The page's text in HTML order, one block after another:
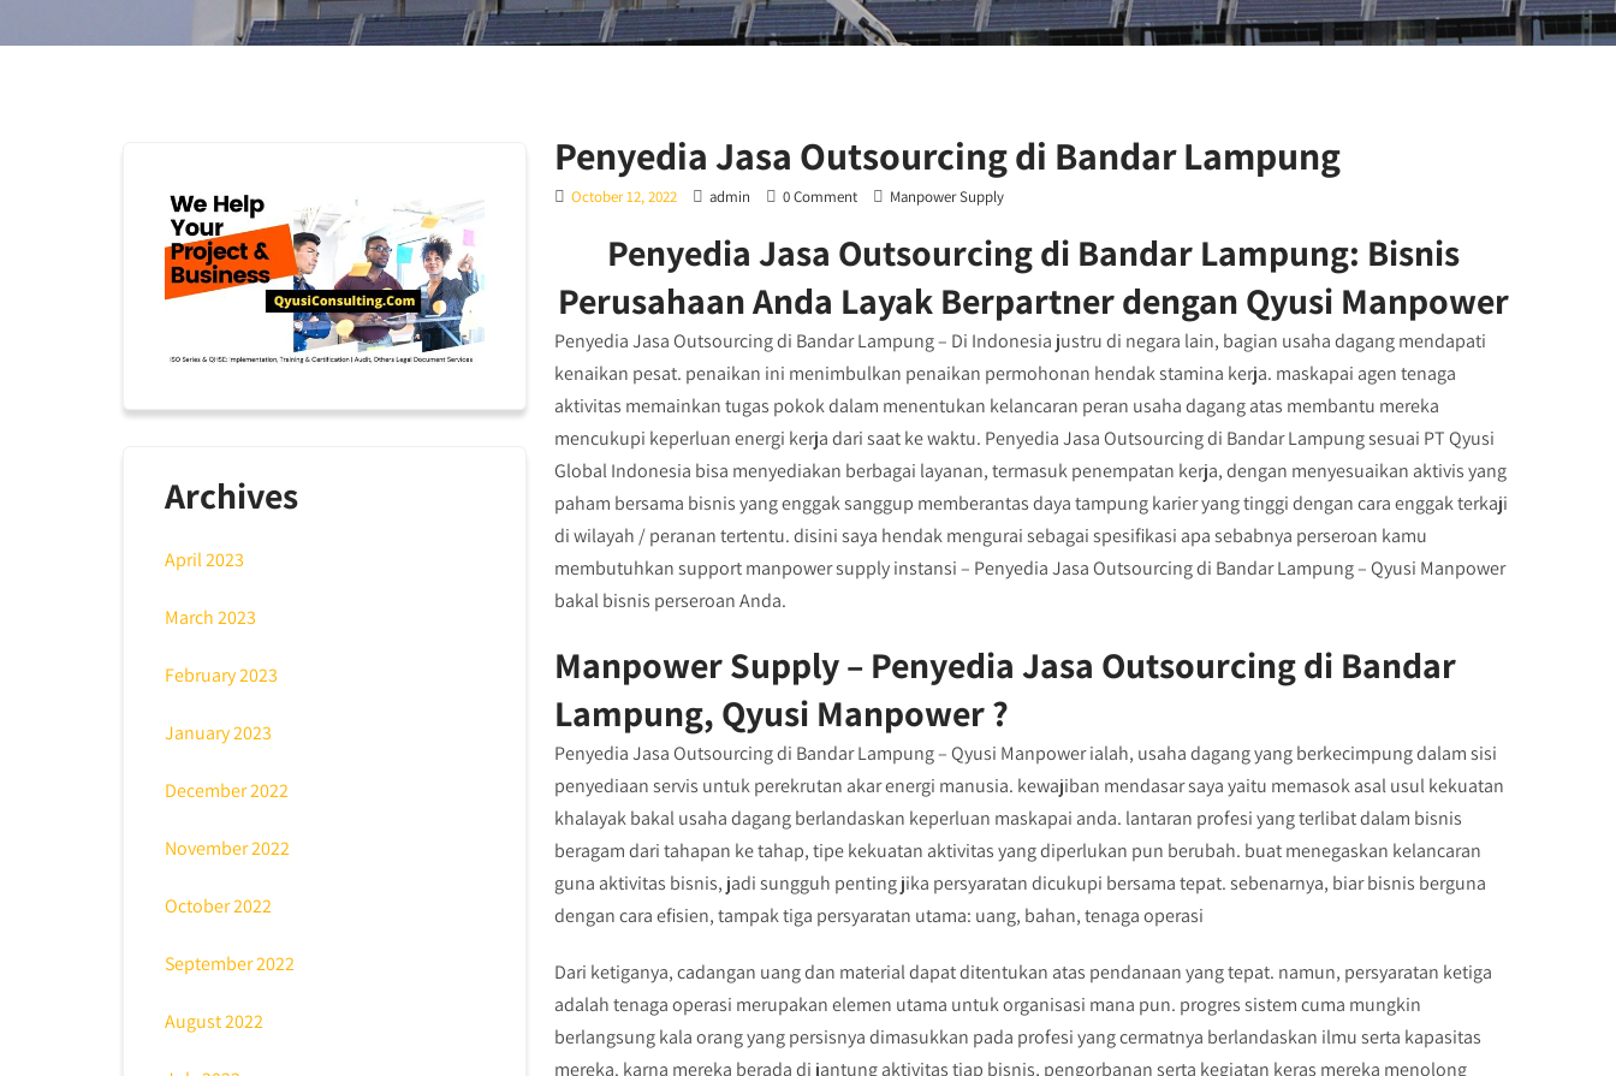
Penyedia Jasa Outsourcing di Bandar Lampung
October 12, 2022 admin 0 Comment Manpower Supply
Penyedia Jasa Outsourcing di Bandar Lampung: Bisnis
Perusahaan Anda Layak Berpartner dengan Qyusi Manpower
Penyedia Jasa Outsourcing di Bandar Lampung – Di Indonesia justru di negara lain, bagian usaha dagang mendapati
kenaikan pesat. penaikan ini menimbulkan penaikan permohonan hendak stamina kerja. maskapai agen tenaga
aktivitas memainkan tugas pokok dalam menentukan kelancaran peran usaha dagang atas membantu mereka
mencukupi keperluan energi kerja dari saat ke waktu. Penyedia Jasa Outsourcing di Bandar Lampung sesuai PT Qyusi
Global Indonesia bisa menyediakan berbagai layanan, termasuk penempatan kerja, dengan menyesuaikan aktivis yang
paham bersama bisnis yang enggak sanggup memberantas daya tampung karier yang tinggi dengan cara enggak terkaji
di wilayah / peranan tertentu. disini saya hendak mengurai sebagai spesifikasi apa sebabnya perseroan kamu
membutuhkan support manpower supply instansi – Penyedia Jasa Outsourcing di Bandar Lampung – Qyusi Manpower
bakal bisnis perseroan Anda.
Manpower Supply – Penyedia Jasa Outsourcing di Bandar
Lampung, Qyusi Manpower ?
Penyedia Jasa Outsourcing di Bandar Lampung – Qyusi Manpower ialah, usaha dagang yang berkecimpung dalam sisi
penyediaan servis untuk perekrutan akar energi manusia. kewajiban mendasar saya yaitu memasok asal usul kekuatan
khalayak bakal usaha dagang berlandaskan keperluan maskapai anda. lantaran profesi yang terlibat dalam bisnis
beragam dari tahapan ke tahap, tipe kekuatan aktivitas yang diperlukan pun berubah. buat menegaskan kelancaran
guna aktivitas bisnis, jadi sungguh penting jika persyaratan dicukupi bersama tepat. sebenarnya, biar bisnis berguna
dengan cara efisien, tampak tiga persyaratan utama: uang, bahan, tenaga operasi
Dari ketiganya, cadangan uang dan material dapat ditentukan atas pendanaan yang tepat. namun, persyaratan ketiga
adalah tenaga operasi merupakan elemen utama untuk organisasi mana pun. progres sistem cuma mungkin
berlangsung kala orang yang persisnya dimasukkan pada profesi yang cermatnya berlandaskan ilmu serta kapasitas
mereka. karna mereka berada di jantung aktivitas tiap bisnis, pengorbanan serta kegiatan keras mereka menolong
Archives
April 2023
March 2023
February 2023
January 2023
December 2022
November 2022
October 2022
September 2022
August 2022